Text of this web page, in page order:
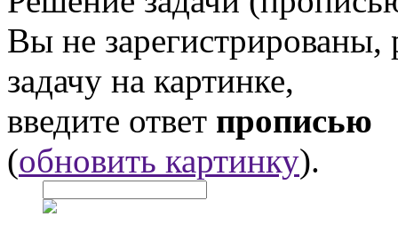
Вы не
задачу на картинке,
введите ответ прописью
(обновить картинку).